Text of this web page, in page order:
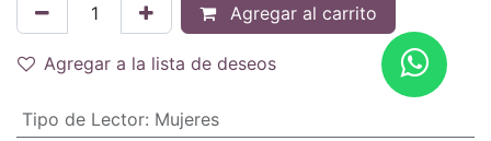
Agregar al carrito
Agregar a la lista de deseos
Tipo de Lector: Mujeres